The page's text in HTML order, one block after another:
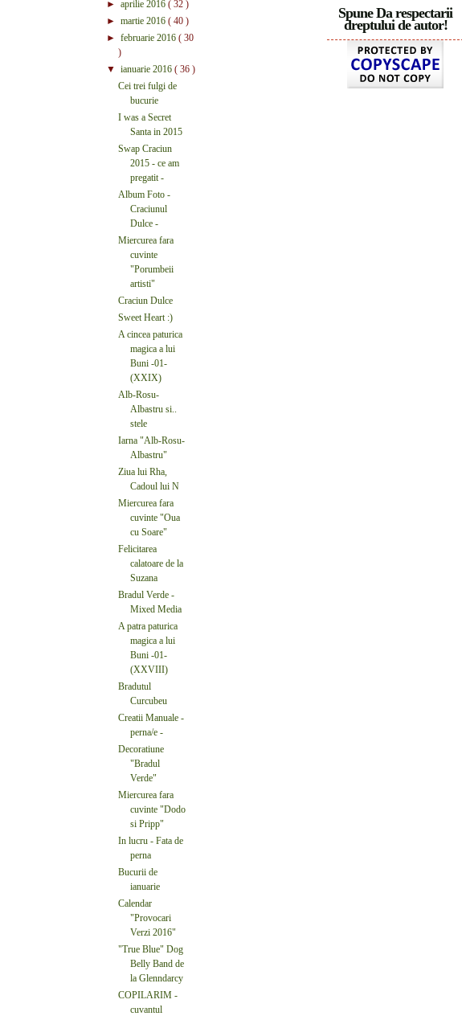
Spune Da respectarii
dreptului de autor!
► aprilie 2016 ( 32 )
► martie 2016 ( 40 )
► februarie 2016 ( 30
)
▼ ianuarie 2016 ( 36 )
Cei trei fulgi de
bucurie
I was a Secret
Santa in 2015
Swap Craciun
2015 - ce am
pregatit -
Album Foto -
Craciunul
Dulce -
Miercurea fara
cuvinte
"Porumbeii
artisti"
Craciun Dulce
Sweet Heart :)
A cincea paturica
magica a lui
Buni -01-
(XXIX)
Alb-Rosu-
Albastru si..
stele
Iarna "Alb-Rosu-
Albastru"
Ziua lui Rha,
Cadoul lui N
Miercurea fara
cuvinte "Oua
cu Soare"
Felicitarea
calatoare de la
Suzana
Bradul Verde -
Mixed Media
A patra paturica
magica a lui
Buni -01-
(XXVIII)
Bradutul
Curcubeu
Creatii Manuale -
perna/e -
Decoratiune
"Bradul
Verde"
Miercurea fara
cuvinte "Dodo
si Pripp"
In lucru - Fata de
perna
Bucurii de
ianuarie
Calendar
"Provocari
Verzi 2016"
"True Blue" Dog
Belly Band de
la Glenndarcy
COPILARIM -
cuvantul